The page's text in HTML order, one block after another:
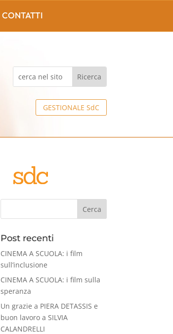
GESTIONALE SdC
CONTATTI
Cerca
Post recenti
CINEMA A SCUOLA: i film
sull’inclusione
CINEMA A SCUOLA: i film sulla
speranza
Un grazie a PIERA DETASSIS e
buon lavoro a SILVIA
CALANDRELLI